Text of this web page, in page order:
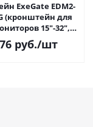
ExeGate EDM2-
(кронштейн для
15"-32",
100x100, 2*10 кг,
вращение 360°,
руб./шт